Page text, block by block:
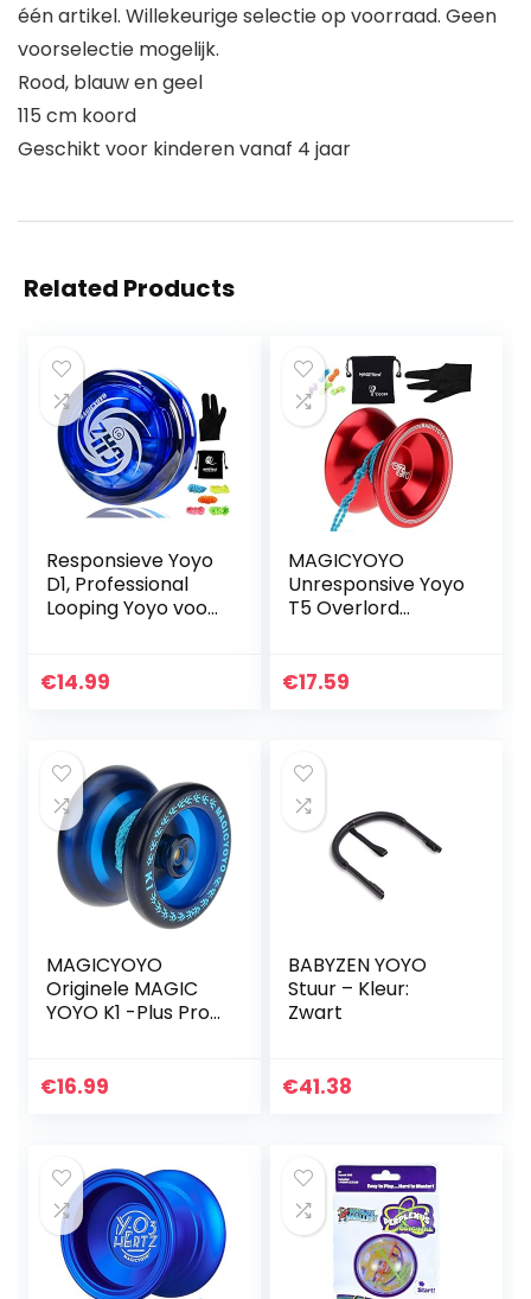
één artikel. Willekeurige selectie op voorraad. Geen
voorselectie mogelijk.
Rood, blauw en geel
115 cm koord
Geschikt voor kinderen vanaf 4 jaar
Related Products
Responsieve Yoyo
D1, Professional
Looping Yoyo voor
snaren +
€14.99
MAGICYOYO
Unresponsive Yoyo
T5 Overlord
Yos Yoyo Ballen
€17.59
MAGICYOYO
Originele MAGIC
YOYO K1 -Plus Pro
Beginners Yoyos
€16.99
BABYZEN YOYO
Stuur – Kleur:
Zwart
€41.38